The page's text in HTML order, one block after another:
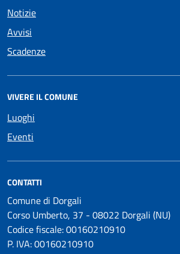
Notizie
Avvisi
Scadenze
VIVERE IL COMUNE
Luoghi
Eventi
CONTATTI
Comune di Dorgali
Corso Umberto, 37 - 08022 Dorgali (NU)
Codice fiscale: 00160210910
P. IVA: 00160210910